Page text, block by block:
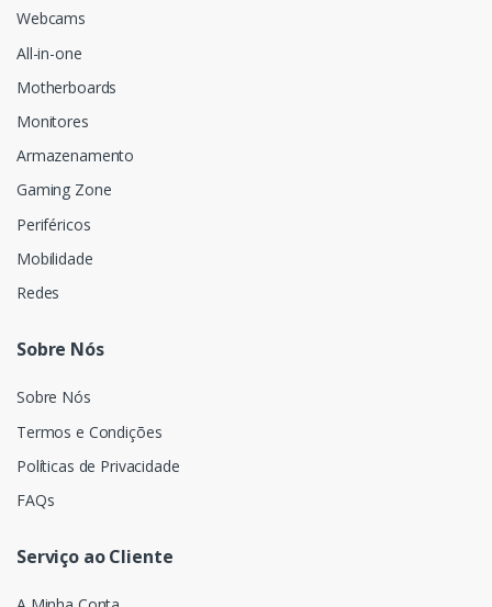
Webcams
All-in-one
Motherboards
Monitores
Armazenamento
Gaming Zone
Periféricos
Mobilidade
Redes
Sobre Nós
Sobre Nós
Termos e Condições
Políticas de Privacidade
FAQs
Serviço ao Cliente